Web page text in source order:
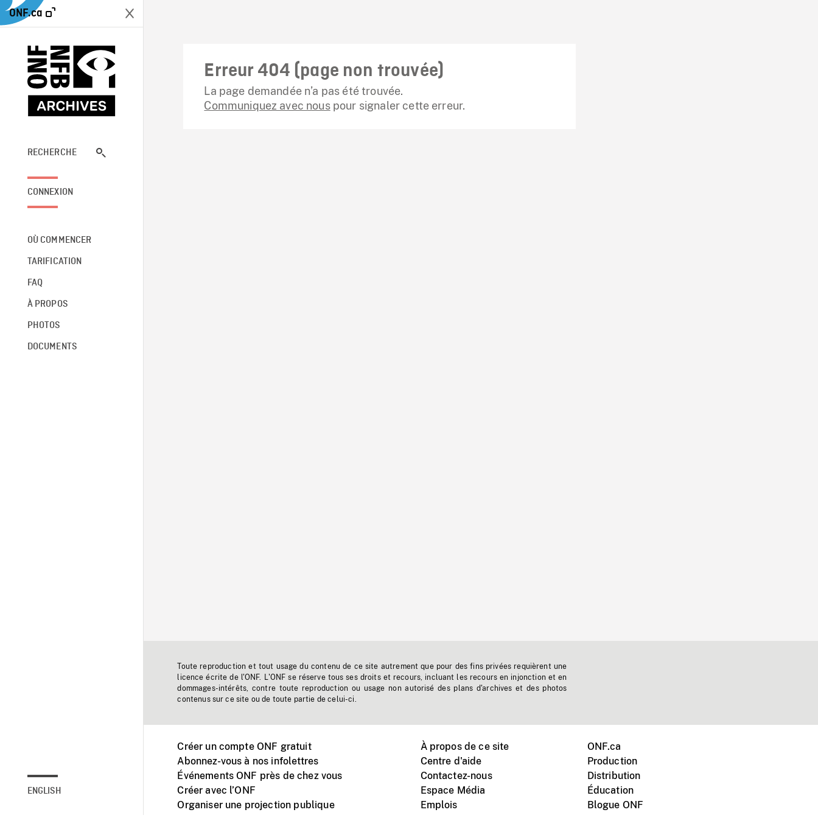
ONF.ca
RECHERCHE
CONNEXION
OÙ COMMENCER
TARIFICATION
FAQ
À PROPOS
PHOTOS
DOCUMENTS
ENGLISH
Erreur 404 (page non trouvée)
La page demandée n’a pas été trouvée.
Communiquez avec nouspour signaler cette erreur.
Toute reproduction et tout usage du contenu de ce site autrement que pour des fins privées requièrent une
licence écrite de l'ONF. L'ONF se réserve tous ses droits et recours, incluant les recours en injonction et en
dommages-intérêts, contre toute reproduction ou usage non autorisé des plans d'archives et des photos
contenus sur ce site ou de toute partie de celui-ci.
Créer un compte ONF gratuit
Abonnez-vous à nos infolettres
Événements ONF près de chez vous
Créer avec l’ONF
Organiser une projection publique
À propos de ce site
Centre d'aide
Contactez-nous
Espace Média
Emplois
ONF.ca
Production
Distribution
Éducation
Blogue ONF